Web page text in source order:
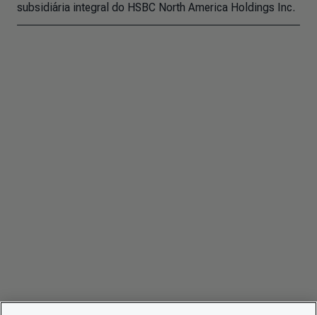
subsidiária integral do HSBC North America Holdings Inc.